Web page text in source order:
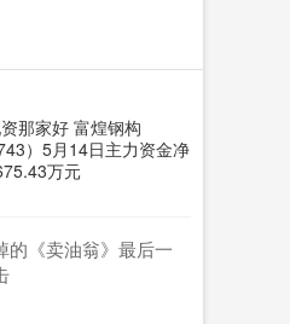
那家好 富煌钢构
）5月14日主力资金净
万元
的《卖油翁》最后一